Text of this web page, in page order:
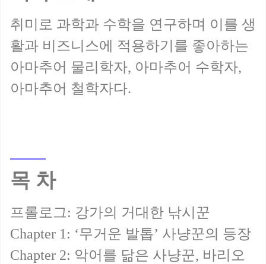
취미로 과학과 수학을 연구하며 이를 생
활과 비즈니스에 적용하기를 좋아하는
아마추어 물리학자, 아마추어 수학자,
목 차
프롤로그: 강가의 거대한 낚시꾼
Chapter 1: ‘무거운 발톱’ 사냥꾼의 등장
Chapter 2: 악어를 닮은 사냥꾼, 바리오